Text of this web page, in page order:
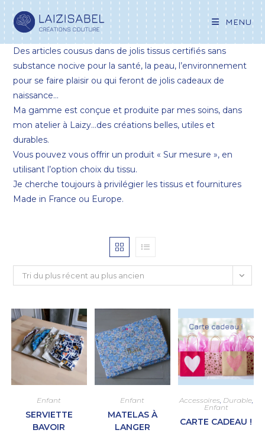
MENU
Des articles cousus dans de jolis tissus certifiés sans
substance nocive pour la santé, la peau, l’environnement
pour se faire plaisir ou qui feront de jolis cadeaux de
naissance…
Ma gamme est conçue et produite par mes soins, dans
mon atelier à Laizy…des créations belles, utiles et
durables.
Vous pouvez vous offrir un produit « Sur mesure », en
utilisant l’option choix du tissu.
Je cherche toujours à privilégier les tissus et fournitures
Made in France ou Europe.
Tri du plus récent au plus ancien
Enfant
SERVIETTE
BAVOIR
Enfant
MATELAS À
LANGER
Accessoires Durable,
Enfant
CARTE CADEAU !